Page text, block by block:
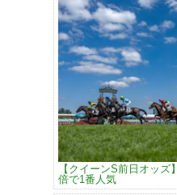
【クイーンS前日オッ
倍で1番人気